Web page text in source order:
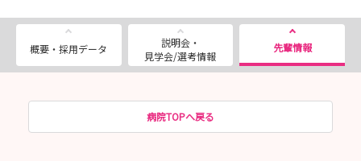
概要・採用データ
説明会・
見学会/選考情報
先輩情報
病院TOPへ戻る